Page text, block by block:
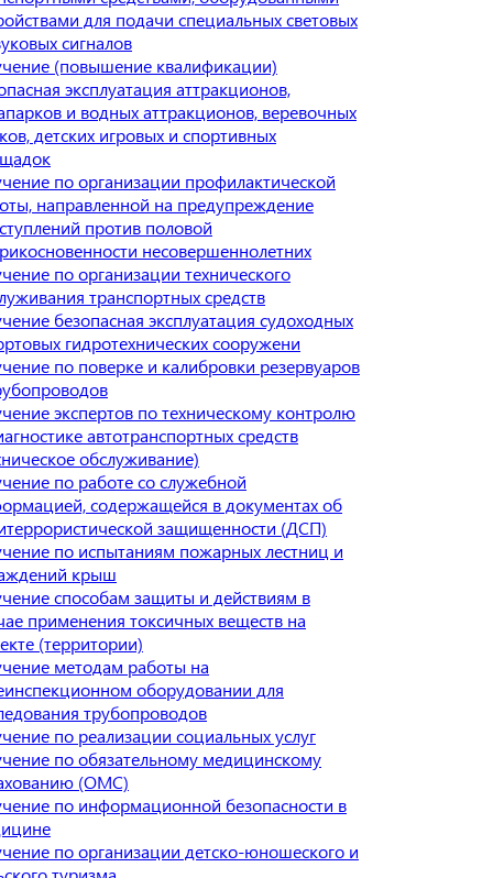
для подачи специальных световых
сигналов
(повышение квалификации)
эксплуатация аттракционов,
и водных аттракционов, веревочных
детских игровых и спортивных
по организации профилактической
направленной на предупреждение
против половой
несовершеннолетних
по организации технического
транспортных средств
безопасная эксплуатация судоходных
гидротехнических сооружени
по поверке и калибровки резервуаров
экспертов по техническому контролю
автотранспортных средств
обслуживание)
по работе со служебной
содержащейся в документах об
защищенности (ДСП)
по испытаниям пожарных лестниц и
крыш
способам защиты и действиям в
применения токсичных веществ на
(территории)
методам работы на
оборудовании для
трубопроводов
по реализации социальных услуг
по обязательному медицинскому
(ОМС)
по информационной безопасности в
по организации детско-юношеского и